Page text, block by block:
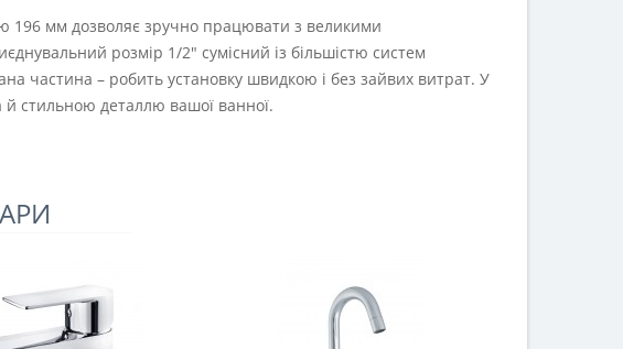
196 мм дозволяє зручно працювати з великими
розмір 1/2" сумісний із більшістю систем
частина – робить установку швидкою і без зайвих витрат. У
стильною деталлю вашої ванної.